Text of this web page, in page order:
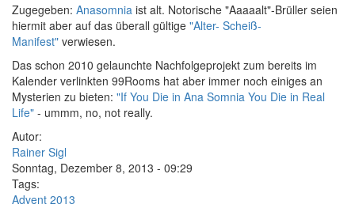
Zugegeben: Anasomnia ist alt. Notorische "Aaaaalt"-Brüller seien
hiermit aber auf das überall gültige "Alter- Scheiß-
Manifest" verwiesen.
Das schon 2010 gelaunchte Nachfolgeprojekt zum bereits im
Kalender verlinkten 99Rooms hat aber immer noch einiges an
Mysterien zu bieten: "If You Die in Ana Somnia You Die in Real
Life" - ummm, no, not really.
Autor:
Rainer Sigl
Sonntag, Dezember 8, 2013 - 09:29
Tags:
Advent 2013